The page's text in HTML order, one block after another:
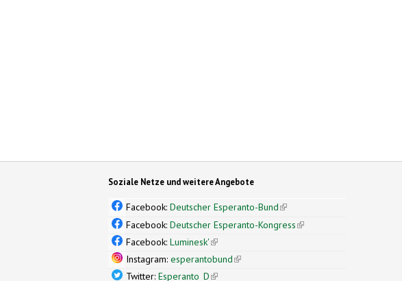
Soziale Netze und weitere Angebote
Facebook:Deutscher Esperanto-Bund(link is external)
Facebook:Deutscher Esperanto-Kongress(link is external)
Facebook:Luminesk'(link is external)
Instagram:esperantobund(link is external)
Twitter:Esperanto_D(link is external)